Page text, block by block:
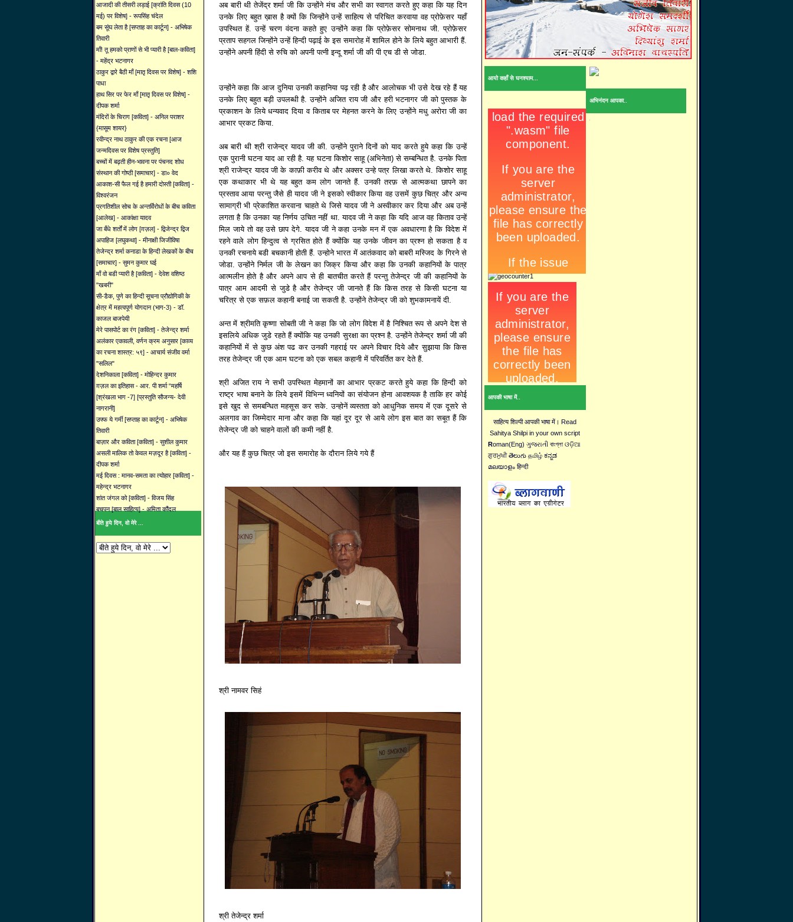
आजादी की तीसरी लड़ाई [क्रांति दिवस (10
मई) पर विशेष] - रूपसिंह चंदेल
बम सूंघ लेता है [सप्ताह का कार्टून] - अभिषेक
तिवारी
माँ! तू हमको प्राणों से भी प्यारी है [बाल-कविता]
- महेंद्र भटनागर
ठाकुर द्वारे बैठी माँ [मातृ दिवस पर विशेष] - शशि
पाधा
हाथ सिर पर फेर माँ [मातृ दिवस पर विशेष] -
दीपक शर्मा
मंदिरों के चिराग [कविता] - अनिल पराशर
{मासूम शायर}
रवीन्द्र नाथ ठाकुर की एक रचना [आज
जन्मदिवस पर विशेष प्रस्तुति]
बच्चों में बढ़ती हीन-भावना पर पंचनद शोध
संस्थान की गोष्ठी [समाचार] - डा० वेद
आकाश-सी फैल गई है हमारी दोस्ती [कविता] -
विश्वरंजन
प्रगतिशील सोच के अन्तर्विरोधों के बीच कविता
[आलेख] - आकांक्षा यादव
जा बँधे शर्तों में लोग [ग़ज़ल] - द्विजेन्द्र द्विज
अपाहिज [लघुकथा] - मीनाक्षी जिजीविषा
तेजेन्द्र शर्मा कनाडा के हिन्दी लेखकों के बीच
[समाचार] - सुमन कुमार घई
माँ वो बडी प्यारी है [कविता] - देवेश वशिष्ठ
"खबरी"
सी-डैक, पुणे का हिन्दी सूचना प्रौद्योगिकी के
क्षेत्र में महत्वपूर्ण योगदान (भाग-3) - डॉ.
काजल बाजपेयी
मेरे पासपोर्ट का रंग [कविता] - तेजेन्द्र शर्मा
अलंकार एकावली, वर्णन क्रम अनुसार [काव्य
का रचना शास्त्र: ५९] - आचार्य संजीव वर्मा
"सलिल"
देशनिकाला [कविता] - मोहिन्दर कुमार
ग़ज़ल का इतिहास - आर. पी शर्मा “महर्षि
[श्रंखला भाग -7] [प्रस्तुति सौजन्य- देवी
नागरानी]
उफ्फ ये गर्मी [सप्ताह का कार्टून] - अभिषेक
तिवारी
बाज़ार और कविता [कविता] - सुशील कुमार
असली मालिक तो केवल मज़दूर है [कविता] -
दीपक शर्मा
मई दिवस : मानव-समता का त्योहार [कविता] -
महेन्द्र भटनागर
शांत जंगल को [कविता] - विजय सिंह
बचपन [बाल साहित्य] - अमिता कौंदल
बीते हुये दिन, वो मेरे ...
अब बारी थी तेजेंद्र शर्मा जी कि उन्होंने मंच और सभी का स्वागत करते हुए कहा कि यह दिन
उनके लिए बहुत ख़ास है क्यों कि जिन्होंने उन्हें साहित्य से परिचित करवाया वह प्रोफ़ेसर यहाँ
उपस्थित हें. उन्हें चरण वंदना कहते हुए उन्होंने कहा कि प्रोफ़ेसर सोमनाथ जी. प्रोफ़ेसर
प्रताप सहगल जिन्होंने उन्हें हिन्दी पढ़ाई के इस समारोह में शामिल होने के लिये बहुत आभारी हैं.
उन्होंने अपनी हिंदी से रुचि को अपनी पत्नी इन्दू शर्मा जी की पी एच डी से जोडा.
उन्होंने कहा कि आज दुनिया उनकी कहानिया पढ़ रही है और आलोचक भी उसे देख रहे हैं यह
उनके लिए बहुत बड़ी उपलब्धी है. उन्होंने अजित राय जी और हरी भटनागर जी को पुस्तक के
प्रकाशन के लिये धन्यवाद दिया व किताब पर मेहनत करने के लिए उन्होंने मधु अरोरा जी का
आभार प्रकट किया.
अब बारी थी श्री राजेन्द्र यादव जी की. उन्होंने पुराने दिनों को याद करते हुये कहा कि उन्हें
एक पुरानी घटना याद आ रही है. यह घटना किशोर साहू (अभिनेता) से सम्बन्धित है. उनके पिता
श्री राजेन्द्र यादव जी के काफ़ी करीव थे और अक्सर उन्हे पत्र लिखा करते थे. किशोर साहू
एक कथाकार भी थे यह बहुत कम लोग जानते हैं. उनकी तरफ़ से आत्मकथा छापने का
प्रस्ताव आया परन्तु जैसे ही यादव जी ने इसको स्वीकार किया वह उसमें कुछ चित्र और अन्य
सामाग्री भी प्रेकाशित करवाना चाहते थे जिसे यादव जी ने अस्वीकार कर दिया और अब उन्हें
लगता है कि उनका यह निर्णय उचित नहीं था. यादव जी ने कहा कि यदि आज वह किताव उन्हें
मिल जाये तो वह उसे छाप देगे. यादव जी ने कहा उनके मन में एक अवधारणा है कि विदेश में
रहने वाले लोग हिन्दुत्व से ग्रसित होते हैं क्योंकि यह उनके जीवन का प्रश्न हो सकता है व
उनकी रचनाये बडी बचकानी होती हैं. उन्होने भारत में आतंकवाद को बाबरी मस्जिद के गिरने से
जोडा. उन्होंने निर्मल जी के लेखन का जिक्र किया और कहा कि उनकी कहानियों के पात्र
आत्मलीन होते है और अपने आप से ही बातचीत करते हैं परन्तु तेजेन्द्र जी की कहानियों के
पात्र आम आदमी से जुडे है और तेजेन्द्र जी जानते हैं कि किस तरह से किसी घटना या
चरित्र से एक सफ़ल कहानी बनाई जा सकती है. उन्होंने तेजेन्द्र जी को शुभकामनायें दी.
अन्त में श्रीमति कृष्णा सोबती जी ने कहा कि जो लोग विदेश में है निश्चित रूप से अपने देश से
इसलिये अधिक जुडे रहते हैं क्योंकि यह उनकी सुरक्षा का प्रश्न है. उन्होंने तेजेन्द्र शर्मा जी की
कहानियों में से कुछ अंश पढ कर उनकी गहराई पर अपने विचार दिये और सुझाया कि किस
तरह तेजेन्द्र जी एक आम घटना को एक सबल कहानी में परिवर्तित कर देते हैं.
श्री अजित राय ने सभी उपस्थित मेहमानों का आभार प्रकट करते हुये कहा कि हिन्दी को
राष्ट्र भाषा बनाने के लिये इसमें विभिन्न ध्वनियों का संयोजन होना आवशयक है ताकि हर कोई
इसे खुद से समबन्धित महसूस कर सके. उन्होनें व्यस्तता को आधुनिक समय में एक दूसरे से
अलगाव का जिम्मेदार माना और कहा कि यहां दूर दूर से आये लोग इस बात का सबूत हैं कि
तेजेन्द्र जी को चाहने वालों की कमी नहीं है.
और यह हैं कुछ चित्र जो इस समारोह के दौरान लिये गये हैं
श्री नामवर सिहं
श्री तेजेन्द्र शर्मा
आयो कहाँ से घनश्याम...
आपकी भाषा में..
साहित्य शिल्पी आपकी भाषा में। Read
Sahitya Shilpi in your own script
Roman(Eng) ગુજરાતી বাংগ্লা ଓଡ଼ିଆ
ਗੁਰਮੁਖੀ తెలుగు தமிழ் ಕನ್ನಡ
മലയാളം हिन्दी
अभिनंदन आपका..